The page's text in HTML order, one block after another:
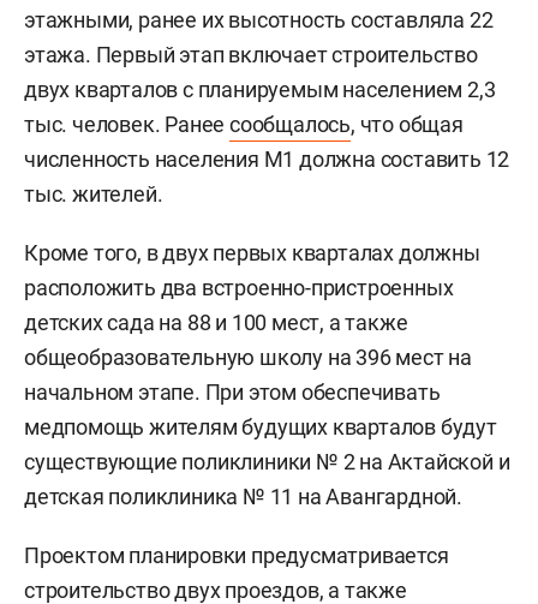
этажными, ранее их высотность составляла 22
этажа. Первый этап включает строительство
двух кварталов с планируемым населением 2,3
тыс. человек. Ранеесообщалось, что общая
численность населения М1 должна составить 12
тыс. жителей.
Кроме того, в двух первых кварталах должны
расположить два встроенно-пристроенных
детских сада на 88 и 100 мест, а также
общеобразовательную школу на 396 мест на
начальном этапе. При этом обеспечивать
медпомощь жителям будущих кварталов будут
существующие поликлиники № 2 на Актайской и
детская поликлиника № 11 на Авангардной.
Проектом планировки предусматривается
строительство двух проездов, а также